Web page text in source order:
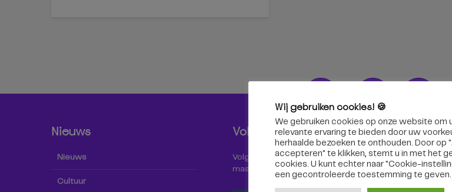
Nieuws
Nieuws
Cultuur
Volg ons!
Volg Omroep Tilburg niet alleen hier,
maar ook via social media!
Radio
Kijk tv
Radio
Wij gebruiken cookies! 🍪
We gebruiken cookies op onze website om
relevante ervaring te bieden door uw
herhaalde bezoeken te onthouden. Door op
accepteren" te klikken, stemt u in met het
cookies. U kunt echter naar "Cookie-
een ​​gecontroleerde toestemming te geven.